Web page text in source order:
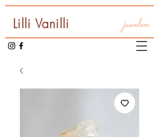
Lilli Vanilli juwelen